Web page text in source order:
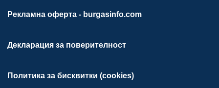
Рекламна оферта - burgasinfo.com
Декларация за поверителност
Политика за бисквитки (cookies)